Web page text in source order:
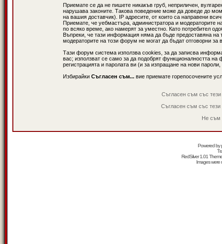
Приемате се да не пишете никакъв груб, неприличен,
нарушава законите. Такова поведение може да доведе до
на вашия доставчик). IP адресите, от които са направени
Приемате, че уебмастъра, администратора и модераторите
по всяко време, ако намерят за уместно. Като потребител
Въпреки, че тази информация няма да бъде предоставяна
модераторите на този форум не могат да бъдат отговорни за
Тази форум система използва cookies, за да записва
вас; използват се само за да подобрят функционалността
регистрацията и паролата ви (и за изпращане на нови
Избирайки Съгласен съм... вие приемате горепосочените
Съгласен съм със
Съгласен съм със
Не съм
Powered by
RedSilver 1.01
Images were